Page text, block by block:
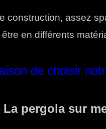
construction, assez
être en différents
de choisir
La pergola sur